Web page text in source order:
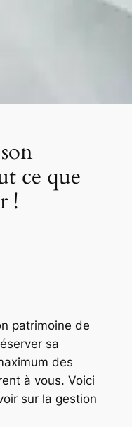
ce que
!
patrimoine de
sa
des
à vous. Voici
sur la gestion